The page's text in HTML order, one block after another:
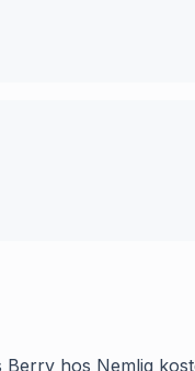
Berry hos Nemlig